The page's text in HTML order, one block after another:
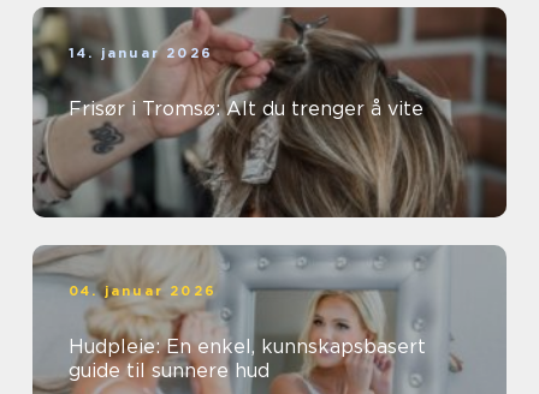
14. januar 2026
Frisør i Tromsø: Alt du trenger å vite
04. januar 2026
Hudpleie: En enkel, kunnskapsbasert
guide til sunnere hud